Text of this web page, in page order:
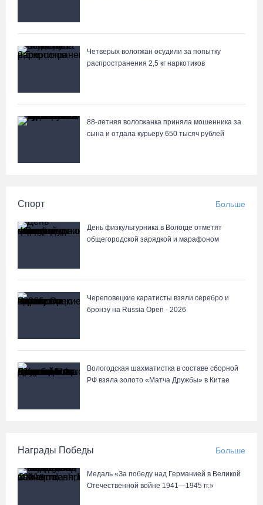
Четверых вологжан осудили за попытку
распространения 2,5 кг наркотиков
88-летняя вологжанка приняла мошенника за
сына и отдала курьеру 650 тысяч рублей
Спорт Больше
День физкультурника в Вологде отметят
общегородской зарядкой и марафоном
Череповецкие каратисты взяли серебро и
бронзу на Russia Open - 2026
Вологодская шахматистка в составе сборной
РФ взяла золото «Матча Дружбы» в Китае
Награды Победы Больше
Медаль «За победу над Германией в Великой
Отечественной войне 1941—1945 гг.»